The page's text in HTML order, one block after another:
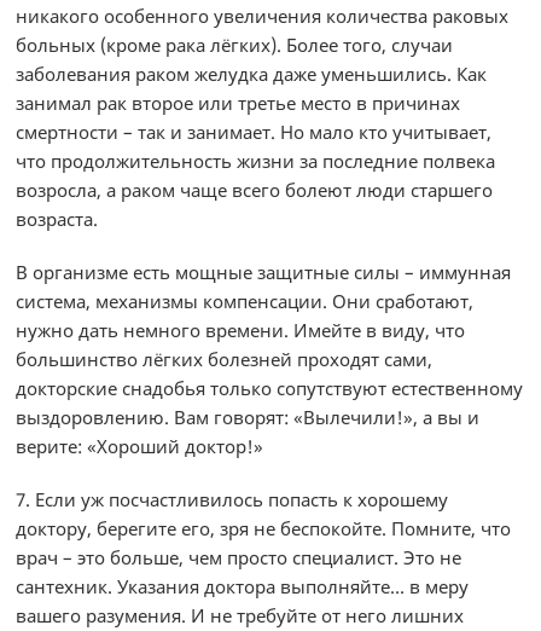
никакого особенного увеличения количества раковых
больных (кроме рака лёгких). Более того, случаи
заболевания раком желудка даже уменьшились. Как
занимал рак второе или третье место в причинах
смертности – так и занимает. Но мало кто учитывает,
что продолжительность жизни за последние полвека
возросла, а раком чаще всего болеют люди старшего
возраста.
В организме есть мощные защитные силы – иммунная
система, механизмы компенсации. Они сработают,
нужно дать немного времени. Имейте в виду, что
большинство лёгких болезней проходят сами,
докторские снадобья только сопутствуют естественному
выздоровлению. Вам говорят: «Вылечили!», а вы и
верите: «Хороший доктор!»
7. Если уж посчастливилось попасть к хорошему
доктору, берегите его, зря не беспокойте. Помните, что
врач – это больше, чем просто специалист. Это не
сантехник. Указания доктора выполняйте… в меру
вашего разумения. И не требуйте от него лишних